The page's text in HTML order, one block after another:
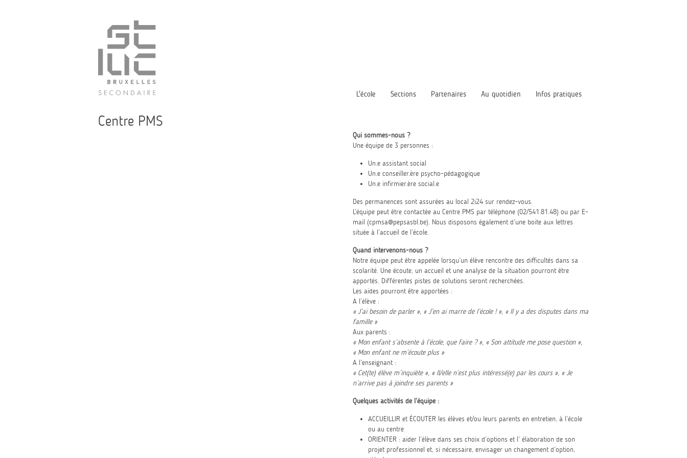
L'école Sections Partenaires Au quotidien Infos pratiques
Centre PMS
Qui sommes-nous ?
Une équipe de 3 personnes :
Un.e assistant social
Un.e conseiller.ère psycho-pédagogique
Un.e infirmier.ère social.e
Des permanences sont assurées au local 2i24 sur rendez-vous.
L’équipe peut être contactée au Centre PMS par téléphone (02/541.81.48) ou par E-
mail (cpmsa@pepsasbl.be). Nous disposons également d’une boite aux lettres
située à l’accueil de l’école.
Quand intervenons-nous ?
Notre équipe peut être appelée lorsqu’un élève rencontre des difficultés dans sa
scolarité. Une écoute, un accueil et une analyse de la situation pourront être
apportés. Différentes pistes de solutions seront recherchées.
Les aides pourront être apportées :
A l’élève :
« J’ai besoin de parler », « J’en ai marre de l’école ! », « Il y a des disputes dans ma
famille »
Aux parents :
« Mon enfant s’absente à l’école, que faire ? », « Son attitude me pose question »,
« Mon enfant ne m’écoute plus »
A l’enseignant :
« Cet(te) élève m’inquiète », « Il/elle n’est plus intéressé(e) par les cours », « Je
n’arrive pas à joindre ses parents »
Quelques activités de l’équipe :
ACCUEILLIR et ÉCOUTER les élèves et/ou leurs parents en entretien, à l’école
ou au centre
ORIENTER : aider l’élève dans ses choix d’options et l’ élaboration de son
projet professionnel et, si nécessaire, envisager un changement d’option,